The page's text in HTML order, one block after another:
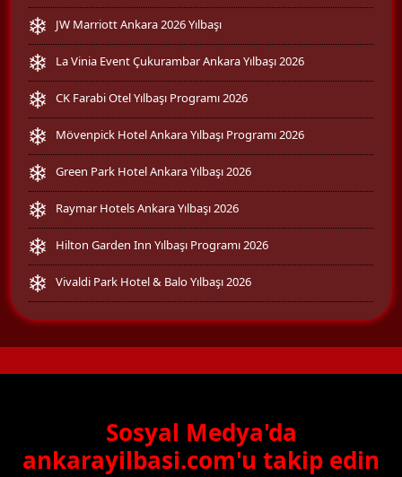
JW Marriott Ankara 2026 Yılbaşı
La Vinia Event Çukurambar Ankara Yılbaşı 2026
CK Farabi Otel Yılbaşı Programı 2026
Mövenpick Hotel Ankara Yılbaşı Programı 2026
Green Park Hotel Ankara Yılbaşı 2026
Raymar Hotels Ankara Yılbaşı 2026
Hilton Garden Inn Yılbaşı Programı 2026
Vivaldi Park Hotel & Balo Yılbaşı 2026
Sosyal Medya'da
ankarayilbasi.com'u takip edin